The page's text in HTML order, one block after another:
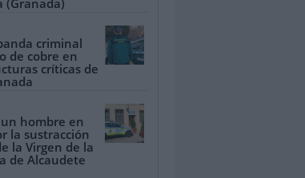
criminal
de cobre en
críticas de
hombre en
la sustracción
la Virgen de la
de Alcaudete